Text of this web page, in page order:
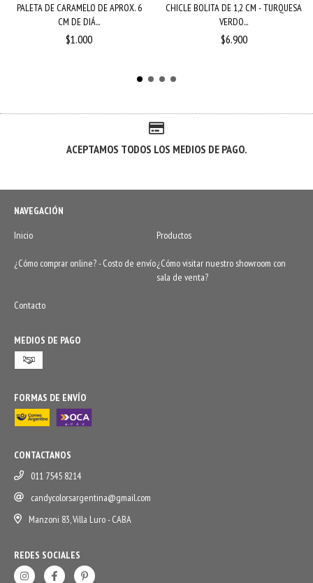
PALETA DE CARAMELO DE APROX. 6
CM DE DIÁ...
$1.000
CHICLE BOLITA DE 1,2 CM - TURQUESA
VERDO...
$6.900
ACEPTAMOS TODOS LOS MEDIOS DE PAGO.
NAVEGACIÓN
Inicio
Productos
¿Cómo comprar online? - Costo de envío¿Cómo visitar nuestro showroom con
sala de venta?
Contacto
MEDIOS DE PAGO
FORMAS DE ENVÍO
CONTACTANOS
011 7545 8214
candycolorsargentina@gmail.com
Manzoni 83, Villa Luro - CABA
REDES SOCIALES